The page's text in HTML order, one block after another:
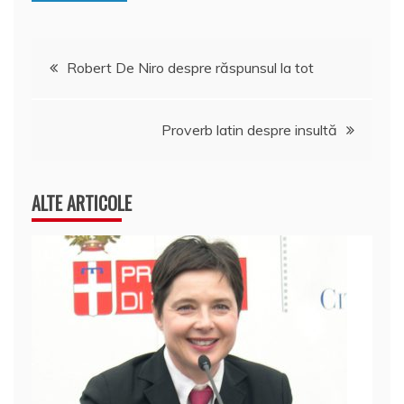
Navigare
Robert De Niro despre răspunsul la tot
Proverb latin despre insultă
ALTE ARTICOLE